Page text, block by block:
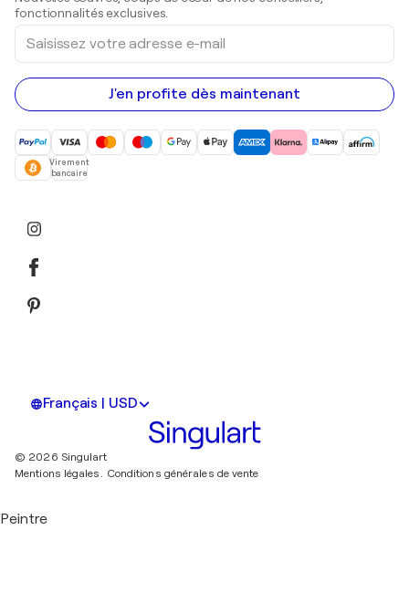
Peintures acryliques
fonctionnalités exclusives.
Saisissez
votre
adresse
e-
mail
J'en profite dès maintenant
Virement
bancaire
Français | USD
© 2026 Singulart
Mentions légales. Conditions générales de vente
Peintre